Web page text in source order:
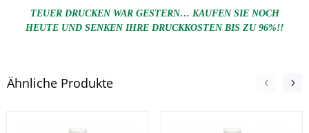
TEUER DRUCKEN WAR GESTERN… KAUFEN SIE NOCH
HEUTE UND SENKEN IHRE DRUCKKOSTEN BIS ZU 96%!!
Ähnliche Produkte